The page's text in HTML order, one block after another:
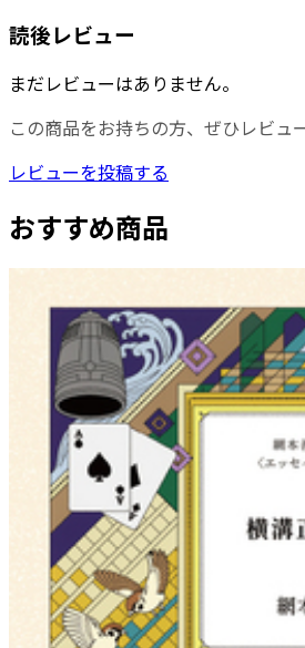
読後レビュー
まだレビューはありません。
この商品をお持ちの方、ぜひレビュ
レビューを投稿する
おすすめ商品